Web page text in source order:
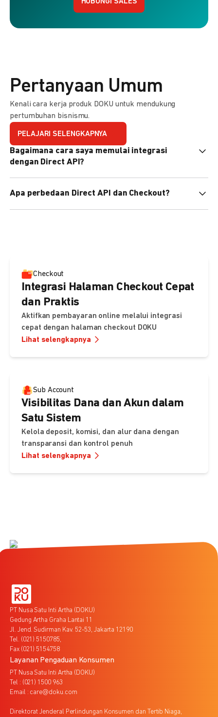
HUBUNGI SALES
Pertanyaan Umum
Kenali cara kerja produk DOKU untuk mendukung
pertumbuhan bisnismu.
PELAJARI SELENGKAPNYA
Bagaimana cara saya memulai integrasi
dengan Direct API?
pemrograman untuk membantu integrasi Anda. Pelajari
Apa perbedaan Direct API dan Checkout?
Checkout
Integrasi Halaman Checkout Cepat
dan Praktis
Aktifkan pembayaran online melalui integrasi
cepat dengan halaman checkout DOKU
Lihat selengkapnya
Sub Account
Visibilitas Dana dan Akun dalam
Satu Sistem
Kelola deposit, komisi, dan alur dana dengan
transparansi dan kontrol penuh
Lihat selengkapnya
PT Nusa Satu Inti Artha (DOKU)
Gedung Artha Graha Lantai 11
Jl. Jend. Sudirman Kav. 52-53, Jakarta 12190
Tel. (021) 5150785,
Fax (021) 5154758
Layanan Pengaduan Konsumen
PT Nusa Satu Inti Artha (DOKU)
Tel : (021) 1500 963
Email : care@doku.com
Direktorat Jenderal Perlindungan Konsumen dan Tertib Niaga,